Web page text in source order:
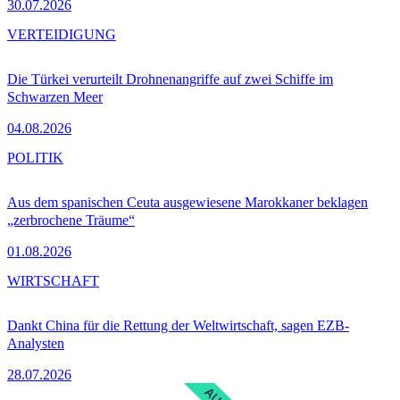
30.07.2026
Die Türkei verurteilt Drohnenangriffe auf zwei Schiffe im
Schwarzen Meer
04.08.2026
VERTEIDIGUNG
Aus dem spanischen Ceuta ausgewiesene Marokkaner beklagen
„zerbrochene Träume“
01.08.2026
POLITIK
Dankt China für die Rettung der Weltwirtschaft, sagen EZB-
Analysten
28.07.2026
WIRTSCHAFT